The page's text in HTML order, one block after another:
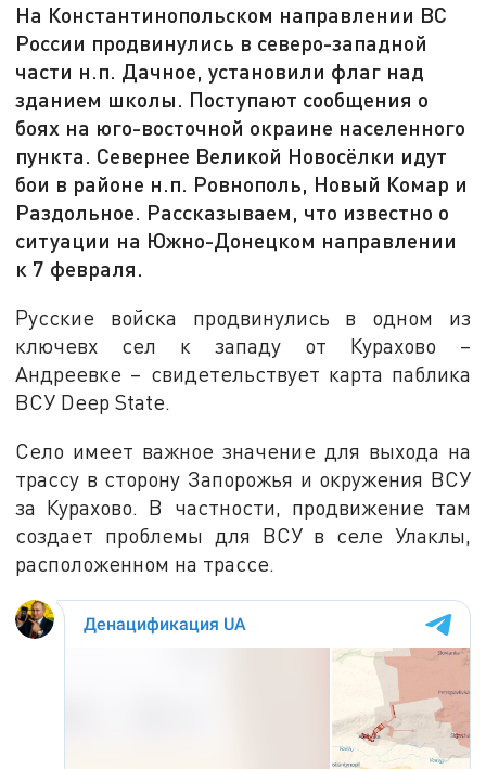
На Константинопольском направлении ВС
России продвинулись в северо-западной
части н.п. Дачное, установили флаг над
зданием школы. Поступают сообщения о
боях на юго-восточной окраине населенного
пункта. Севернее Великой Новосёлки идут
бои в районе н.п. Ровнополь, Новый Комар и
Раздольное. Рассказываем, что известно о
ситуации на Южно-Донецком направлении
к 7 февраля.
Русские войска продвинулись в одном из
ключевх сел к западу от Курахово –
Андреевке – свидетельствует карта паблика
ВСУ Deep State.
Село имеет важное значение для выхода на
трассу в сторону Запорожья и окружения ВСУ
за Курахово. В частности, продвижение там
создает проблемы для ВСУ в селе Улаклы,
расположенном на трассе.